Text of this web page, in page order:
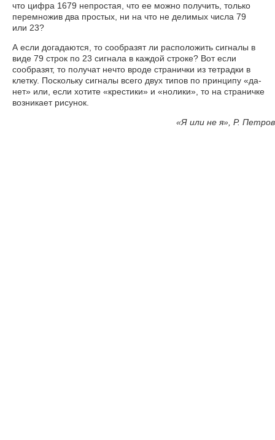
что цифра 1679 непростая, что ее можно получить, только
перемножив два простых, ни на что не делимых числа 79
или 23?
А если догадаются, то сообразят ли расположить сигналы в
виде 79 строк по 23 сигнала в каждой строке? Вот если
сообразят, то получат нечто вроде странички из тетрадки в
клетку. Поскольку сигналы всего двух типов по принципу «да-
нет» или, если хотите «крестики» и «нолики», то на страничке
возникает рисунок.
«Я или не я», Р. Петров